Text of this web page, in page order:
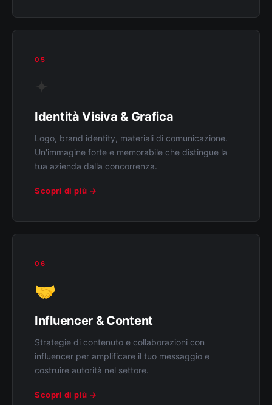
05
✦
Identità Visiva & Grafica
Logo, brand identity, materiali di comunicazione.
Un'immagine forte e memorabile che distingue la
tua azienda dalla concorrenza.
Scopri di più →
06
🤝
Influencer & Content
Strategie di contenuto e collaborazioni con
influencer per amplificare il tuo messaggio e
costruire autorità nel settore.
Scopri di più →